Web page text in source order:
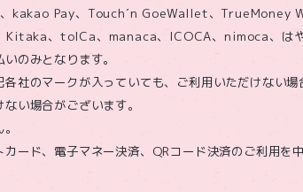
kakao Pay、Touch´n GoeWallet、TrueMoney
Kitaka、toICa、manaca、ICOCA、nimoca、は
のみとなります。
社のマークが入っていても、ご利用いただけない場
い場合がございます。
ード、電子マネー決済、QRコード決済のご利用を